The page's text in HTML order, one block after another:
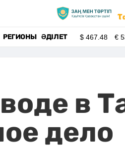
РЕГИОНЫ ӘДІЛЕТ $467.48 €
в
дело